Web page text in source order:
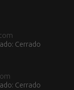
Cerrado
Cerrado